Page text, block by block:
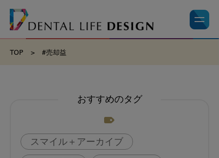
TOP > #売却益
おすすめのタグ
スマイル＋アーカイブ